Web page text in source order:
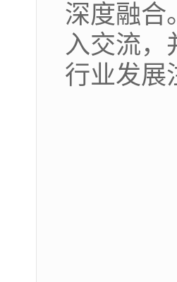
深度融合
入交流，
行业发展